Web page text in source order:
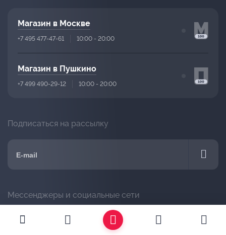
Магазин в Москве
+7 495 477-47-61 10:00 - 20:00
Магазин в Пушкино
+7 499 490-29-12 10:00 - 20:00
Подписаться на рассылку
Мессенджеры и социальные сети